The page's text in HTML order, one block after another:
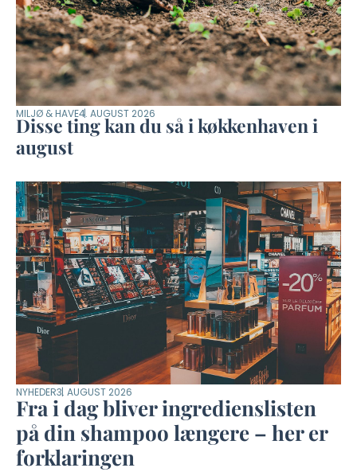
MILJØ & HAVE4. AUGUST 2026
Disse ting kan du så i køkkenhaven i
august
NYHEDER3. AUGUST 2026
Fra i dag bliver ingredienslisten
på din shampoo længere – her er
forklaringen